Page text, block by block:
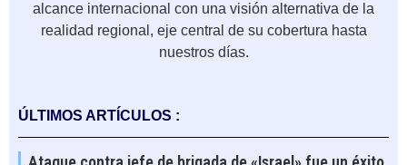
alcance internacional con una visión alternativa de la
realidad regional, eje central de su cobertura hasta
nuestros días.
ÚLTIMOS ARTÍCULOS :